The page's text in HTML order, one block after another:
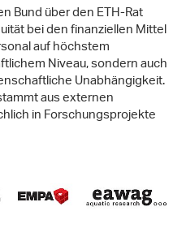
Bund über den ETH-Rat
bei den finanziellen Mittel
auf höchstem
Niveau, sondern auch
Unabhängigkeit.
aus externen
in Forschungsprojekte